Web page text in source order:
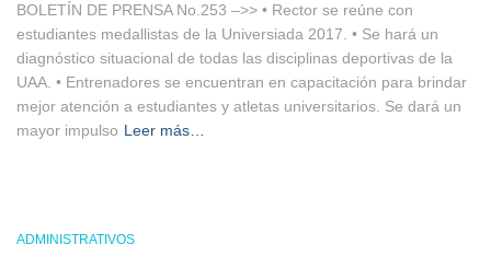
BOLETÍN DE PRENSA No.253 –>> • Rector se reúne con
estudiantes medallistas de la Universiada 2017. • Se hará un
diagnóstico situacional de todas las disciplinas deportivas de la
UAA. • Entrenadores se encuentran en capacitación para brindar
mejor atención a estudiantes y atletas universitarios. Se dará un
mayor impulso Leer más…
ADMINISTRATIVOS